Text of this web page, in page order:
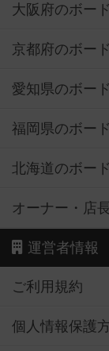
大阪府のボー
京都府のボー
愛知県のボー
福岡県のボー
北海道のボー
オーナー・店
運営者情報
ご利用規約
個人情報保護